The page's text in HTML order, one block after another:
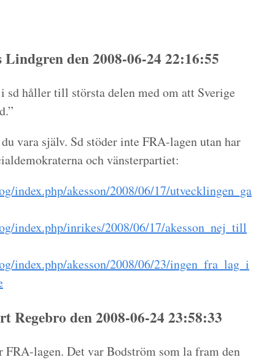
den 2008-06-24 22:16:55
sd håller till största delen med om att Sverige
vara själv. Sd stöder inte FRA-lagen utan har
och vänsterpartiet:
index.php/akesson/2008/06/17/utvecklingen_ga
index.php/inrikes/2008/06/17/akesson_nej_till
index.php/akesson/2008/06/23/ingen_fra_lag_i
Regebro den 2008-06-24 23:58:33
FRA-lagen. Det var Bodström som la fram den